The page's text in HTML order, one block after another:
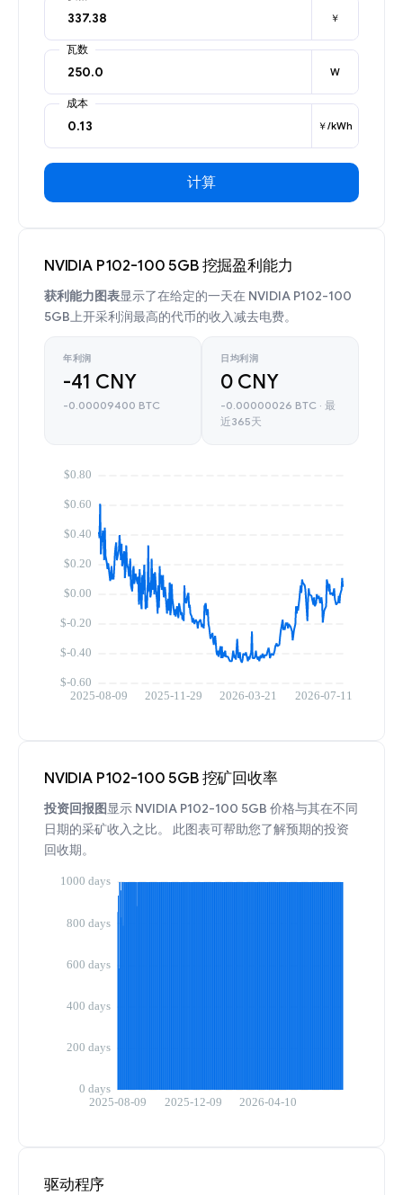
￥
瓦数
W
成本
￥/kWh
计算
NVIDIA P102-100 5GB 挖掘盈利能力
获利能力图表显示了在给定的一天在 NVIDIA P102-100
5GB上开采利润最高的代币的收入减去电费。
年利润
-41 CNY
-0.00009400 BTC
日均利润
0 CNY
-0.00000026 BTC · 最
近365天
NVIDIA P102-100 5GB 挖矿回收率
投资回报图显示 NVIDIA P102-100 5GB 价格与其在不同
日期的采矿收入之比。 此图表可帮助您了解预期的投资
回收期。
驱动程序